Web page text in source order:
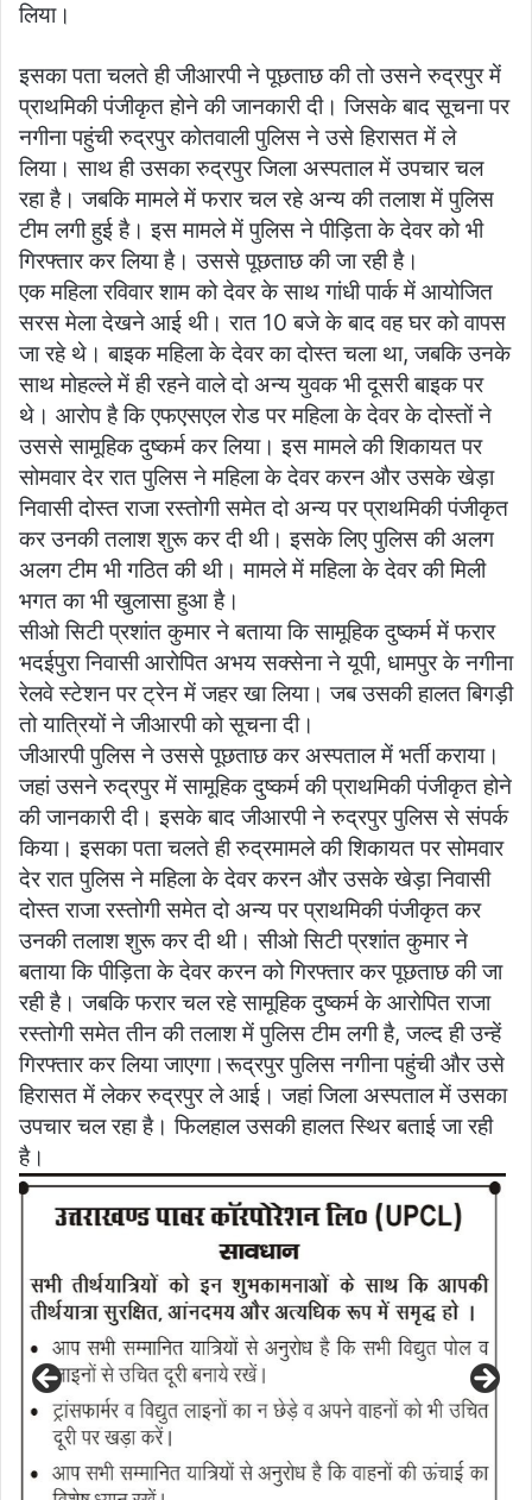
लिया।
इसका पता चलते ही जीआरपी ने पूछताछ की तो उसने रुद्रपुर में
प्राथमिकी पंजीकृत होने की जानकारी दी। जिसके बाद सूचना पर
नगीना पहुंची रुद्रपुर कोतवाली पुलिस ने उसे हिरासत में ले
लिया। साथ ही उसका रुद्रपुर जिला अस्पताल में उपचार चल
रहा है। जबकि मामले में फरार चल रहे अन्य की तलाश में पुलिस
टीम लगी हुई है। इस मामले में पुलिस ने पीड़िता के देवर को भी
गिरफ्तार कर लिया है। उससे पूछताछ की जा रही है।
एक महिला रविवार शाम को देवर के साथ गांधी पार्क में आयोजित
सरस मेला देखने आई थी। रात 10 बजे के बाद वह घर को वापस
जा रहे थे। बाइक महिला के देवर का दोस्त चला था, जबकि उनके
साथ मोहल्ले में ही रहने वाले दो अन्य युवक भी दूसरी बाइक पर
थे। आरोप है कि एफएसएल रोड पर महिला के देवर के दोस्तों ने
उससे सामूहिक दुष्कर्म कर लिया। इस मामले की शिकायत पर
सोमवार देर रात पुलिस ने महिला के देवर करन और उसके खेड़ा
निवासी दोस्त राजा रस्तोगी समेत दो अन्य पर प्राथमिकी पंजीकृत
कर उनकी तलाश शुरू कर दी थी। इसके लिए पुलिस की अलग
अलग टीम भी गठित की थी। मामले में महिला के देवर की मिली
भगत का भी खुलासा हुआ है।
सीओ सिटी प्रशांत कुमार ने बताया कि सामूहिक दुष्कर्म में फरार
भदईपुरा निवासी आरोपित अभय सक्सेना ने यूपी, धामपुर के नगीना
रेलवे स्टेशन पर ट्रेन में जहर खा लिया। जब उसकी हालत बिगड़ी
तो यात्रियों ने जीआरपी को सूचना दी।
जीआरपी पुलिस ने उससे पूछताछ कर अस्पताल में भर्ती कराया।
जहां उसने रुद्रपुर में सामूहिक दुष्कर्म की प्राथमिकी पंजीकृत होने
की जानकारी दी। इसके बाद जीआरपी ने रुद्रपुर पुलिस से संपर्क
किया। इसका पता चलते ही रुद्रमामले की शिकायत पर सोमवार
देर रात पुलिस ने महिला के देवर करन और उसके खेड़ा निवासी
दोस्त राजा रस्तोगी समेत दो अन्य पर प्राथमिकी पंजीकृत कर
उनकी तलाश शुरू कर दी थी। सीओ सिटी प्रशांत कुमार ने
बताया कि पीड़िता के देवर करन को गिरफ्तार कर पूछताछ की जा
रही है। जबकि फरार चल रहे सामूहिक दुष्कर्म के आरोपित राजा
रस्तोगी समेत तीन की तलाश में पुलिस टीम लगी है, जल्द ही उन्हें
गिरफ्तार कर लिया जाएगा।रूद्रपुर पुलिस नगीना पहुंची और उसे
हिरासत में लेकर रुद्रपुर ले आई। जहां जिला अस्पताल में उसका
उपचार चल रहा है। फिलहाल उसकी हालत स्थिर बताई जा रही
है।